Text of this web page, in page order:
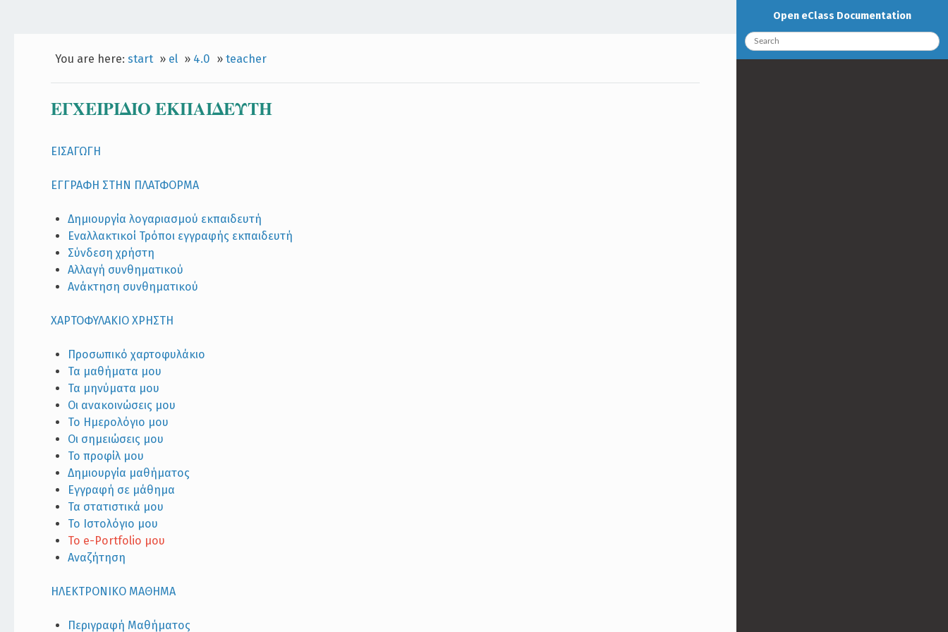
You are here: start » el » 4.0 » teacher
ΕΓΧΕΙΡIΔΙΟ ΕΚΠΑΙΔΕΥTH
ΕΙΣΑΓΩΓΗ
ΕΓΓΡΑΦΗ ΣΤΗΝ ΠΛΑΤΦΟΡΜΑ
Δημιουργία λογαριασμού εκπαιδευτή
Εναλλακτικοί Τρόποι εγγραφής εκπαιδευτή
Σύνδεση χρήστη
Αλλαγή συνθηματικού
Ανάκτηση συνθηματικού
XΑΡΤΟΦΥΛΑΚΙΟ ΧΡΗΣΤΗ
Προσωπικό χαρτοφυλάκιο
Τα μαθήματα μου
Τα μηνύματα μου
Οι ανακοινώσεις μου
Το Ημερολόγιο μου
Οι σημειώσεις μου
Το προφίλ μου
Δημιουργία μαθήματος
Εγγραφή σε μάθημα
Τα στατιστικά μου
Το Ιστολόγιο μου
Το e-Portfolio μου
Αναζήτηση
ΗΛΕΚΤΡΟΝΙΚΟ ΜΑΘΗΜΑ
Περιγραφή Μαθήματος
Open eClass Documentation